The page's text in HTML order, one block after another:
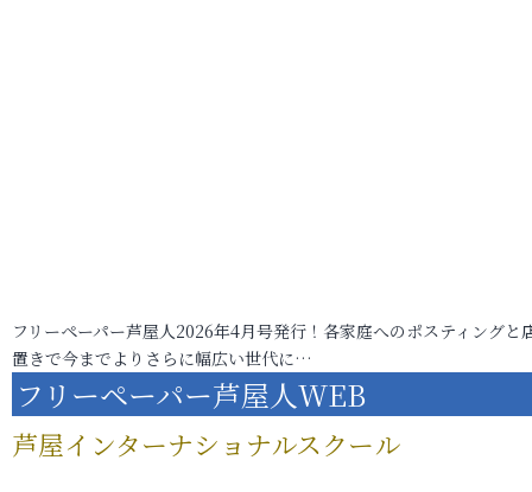
フリーペーパー芦屋人2026年4月号発行！各家庭へのポスティングと
置きで今までよりさらに幅広い世代に…
フリーペーパー芦屋人WEB
芦屋インターナショナルスクール